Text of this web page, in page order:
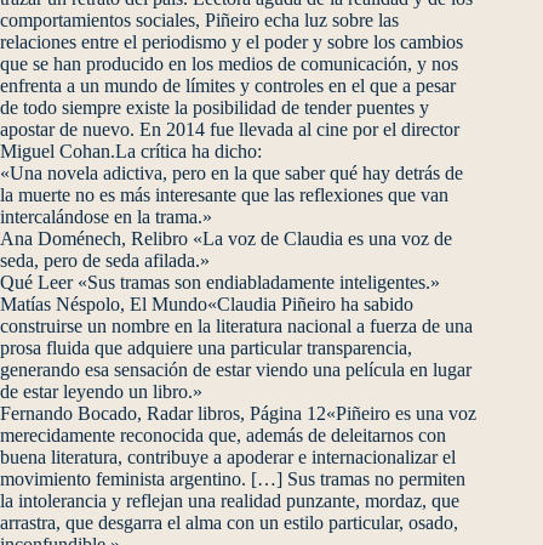
comportamientos sociales, Piñeiro echa luz sobre las
relaciones entre el periodismo y el poder y sobre los cambios
que se han producido en los medios de comunicación, y nos
enfrenta a un mundo de límites y controles en el que a pesar
de todo siempre existe la posibilidad de tender puentes y
apostar de nuevo. En 2014 fue llevada al cine por el director
Miguel Cohan.La crítica ha dicho:
«Una novela adictiva, pero en la que saber qué hay detrás de
la muerte no es más interesante que las reflexiones que van
intercalándose en la trama.»
Ana Doménech, Relibro «La voz de Claudia es una voz de
seda, pero de seda afilada.»
Qué Leer «Sus tramas son endiabladamente inteligentes.»
Matías Néspolo, El Mundo«Claudia Piñeiro ha sabido
construirse un nombre en la literatura nacional a fuerza de una
prosa fluida que adquiere una particular transparencia,
generando esa sensación de estar viendo una película en lugar
de estar leyendo un libro.»
Fernando Bocado, Radar libros, Página 12«Piñeiro es una voz
merecidamente reconocida que, además de deleitarnos con
buena literatura, contribuye a apoderar e internacionalizar el
movimiento feminista argentino. […] Sus tramas no permiten
la intolerancia y reflejan una realidad punzante, mordaz, que
arrastra, que desgarra el alma con un estilo particular, osado,